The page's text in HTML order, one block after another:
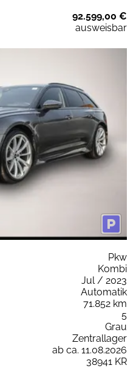
92.599,00 €
ausweisbar
Pkw
Kombi
Jul / 2023
Automatik
71.852 km
5
Grau
Zentrallager
ab ca. 11.08.2026
38941 KR